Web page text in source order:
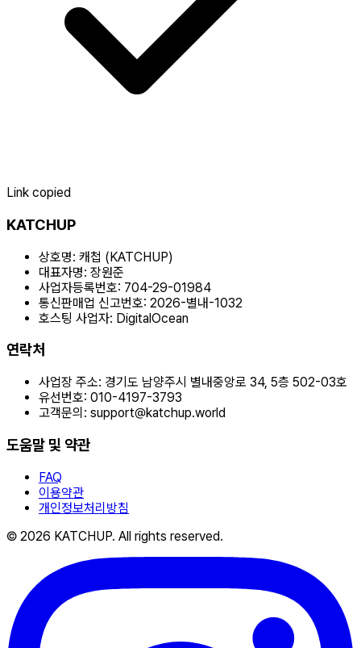
Link copied
KATCHUP
상호명: 캐첩 (KATCHUP)
대표자명: 장원준
사업자등록번호: 704-29-01984
통신판매업 신고번호: 2026-별내-1032
호스팅 사업자: DigitalOcean
연락처
사업장 주소: 경기도 남양주시 별내중앙로 34, 5층 502-03호
유선번호: 010-4197-3793
고객문의: support@katchup.world
도움말 및 약관
FAQ
이용약관
개인정보처리방침
© 2026 KATCHUP. All rights reserved.